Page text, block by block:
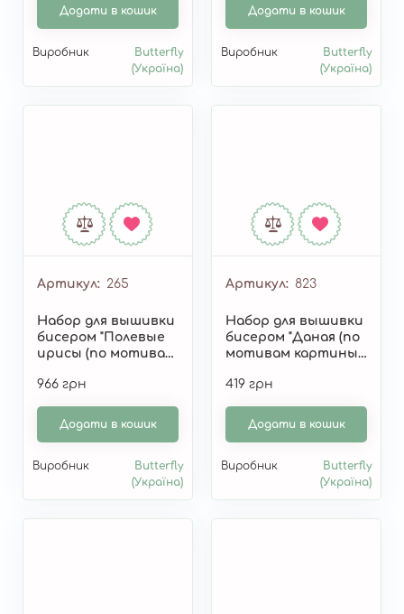
Додати в кошик
Виробник
Butterfly
(Україна)
Додати в кошик
Виробник
Butterfly
(Україна)
Артикул 265
Набор для вышивки
бисером "Полевые
ирисы (по мотивам
966 грн
Додати в кошик
Виробник
Butterfly
(Україна)
Артикул 823
Набор для вышивки
бисером "Даная (по
мотивам картины
419 грн
Додати в кошик
Виробник
Butterfly
(Україна)